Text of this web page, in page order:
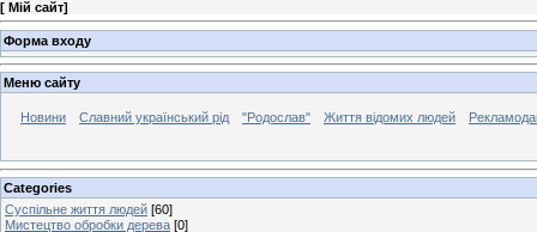
[ Мій сайт]
Форма входу
Меню сайту
Новини Славний український рід "Родослав" Життя відомих людей
Categories
Суспільне життя людей [60]
Мистецтво обробки дерева [0]